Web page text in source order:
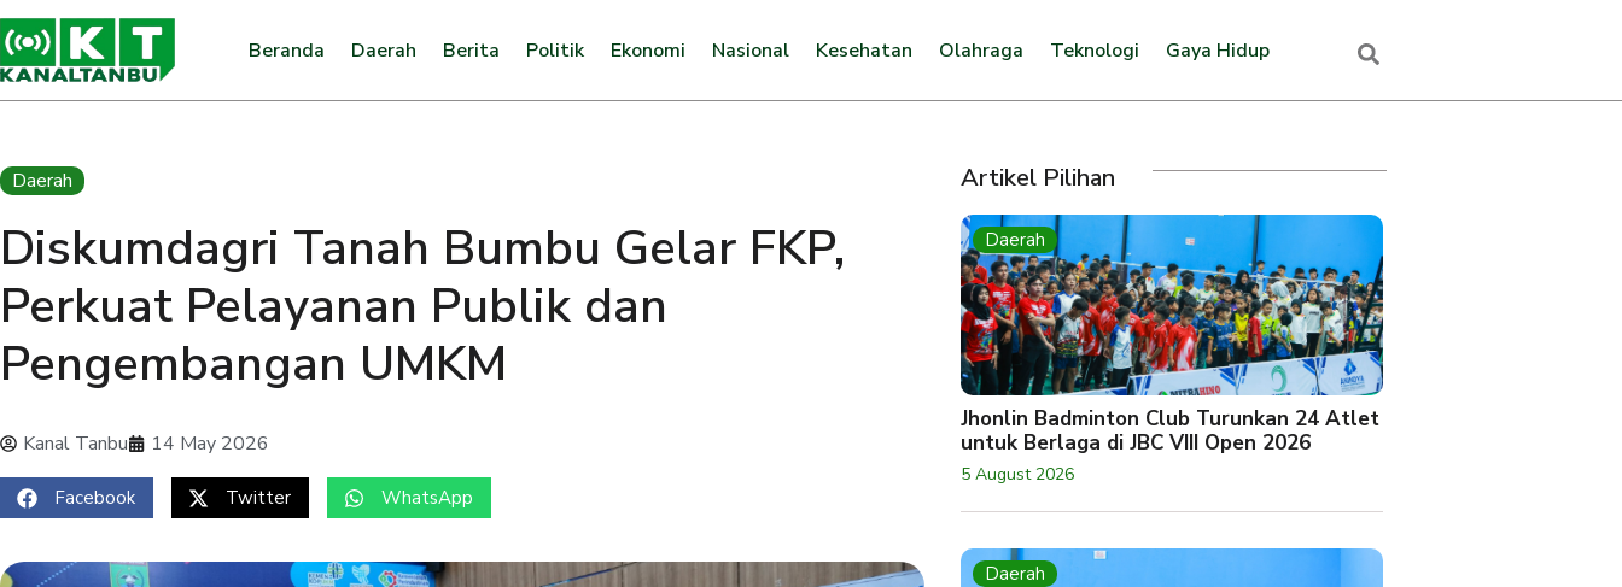
Beranda Daerah Berita Politik Ekonomi Nasional Kesehatan Olahraga Teknologi Gaya Hidup
Daerah
Diskumdagri Tanah Bumbu Gelar FKP,
Perkuat Pelayanan Publik dan
Pengembangan UMKM
Kanal Tanbu 14 May 2026
Facebook Twitter WhatsApp
Artikel Pilihan
Daerah
Jhonlin Badminton Club Turunkan 24 Atlet
untuk Berlaga di JBC VIII Open 2026
5 August 2026
Daerah